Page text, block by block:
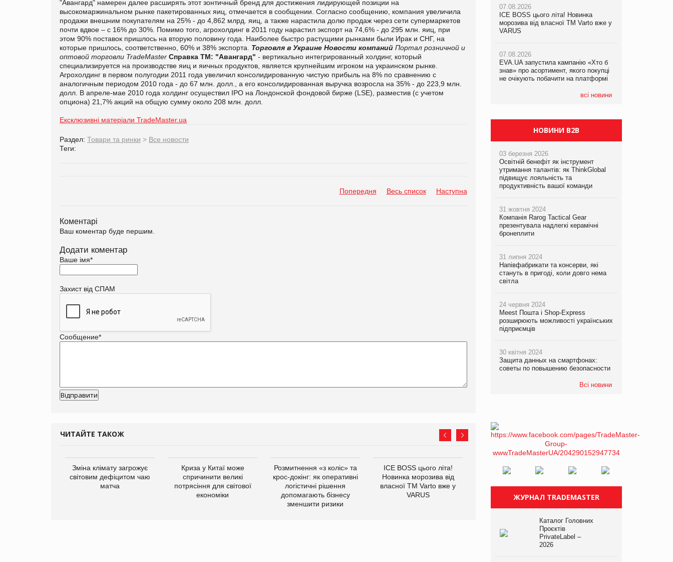
"Авангард" намерен далее расширять этот зонтичный бренд для достижения лидирующей позиции на
высокомаржинальном рынке пакетированных яиц, отмечается в сообщении. Согласно сообщению, компания увеличила
продажи внешним покупателям на 25% - до 4,862 млрд. яиц, а также нарастила долю продаж через сети супермаркетов
почти вдвое – с 16% до 30%. Помимо того, агрохолдинг в 2011 году нарастил экспорт на 74,6% - до 295 млн. яиц, при
этом 90% поставок пришлось на вторую половину года. Наиболее быстро растущими рынками были Ирак и СНГ, на
которые пришлось, соответственно, 60% и 38% экспорта.
Торговля в Украине Новости компаний Портал розничной и
оптовой торговли TradeMaster Справка ТМ: "Авангард" - вертикально интегрированный холдинг, который
специализируется на производстве яиц и яичных продуктов, является крупнейшим игроком на украинском рынке.
Агрохолдинг в первом полугодии 2011 года увеличил консолидированную чистую прибыль на 8% по сравнению с
аналогичным периодом 2010 года - до 67 млн. долл., а его консолидированная выручка возросла на 35% - до 223,9 млн.
долл. В апреле-мае 2010 года холдинг осуществил IPO на Лондонской фондовой бирже (LSE), разместив (с учетом
опциона) 21,7% акций на общую сумму около 208 млн. долл.
Ексклюзивні матеріали TradeMaster.ua
Раздел: Товари та ринки > Все новости
Теги:
Попередня Весь список Наступна
Коментарі
Ваш коментар буде першим.
Додати коментар
Ваше імя*
Захист від СПАМ
Сообщение*
ЧИТАЙТЕ ТАКОЖ
Зміна клімату загрожує
світовим дефіцитом чаю
матча
Криза у Китаї може
спричинити великі
потрясіння для світової
економіки
Розмитнення «з коліс» та
крос-докінг: як оперативні
логістичні рішення
допомагають бізнесу
зменшити ризики
ICE BOSS цього літа!
Новинка морозива від
власної ТМ Varto вже у
VARUS
EVA.UA запустила
кампанію «Хто б знав» про
асортимент, якого покупці
не очікують побачити на
Kraft Heinz скоротила
збиток у першому півріччі
07.08.2026
ICE BOSS цього літа! Новинка
морозива від власної ТМ Varto вже у
VARUS
07.08.2026
EVA.UA запустила кампанію «Хто б
знав» про асортимент, якого покупці
не очікують побачити на платформі
всі новини
07.08.2026
ICE BOSS цього літа! Новинка
морозива від власної ТМ Varto вже у
VARUS
07.08.2026
EVA.UA запустила кампанію «Хто б
знав» про асортимент, якого покупці
не очікують побачити на платформі
07.08.2026
Франція заборонила рекламні дзвінки
НОВИНИ B2B
03 березня 2026
Освітній бенефіт як інструмент
утримання талантів: як ThinkGlobal
підвищує лояльність та
продуктивність вашої команди
31 жовтня 2024
Компанія Rarog Tactical Gear
презентувала надлегкі керамічні
бронеплити
31 липня 2024
Напівфабрикати та консерви, які
стануть в пригоді, коли довго нема
світла
24 червня 2024
Meest Пошта і Shop-Express
розширюють можливості українських
підприємців
30 квітня 2024
Защита данных на смартфонах:
советы по повышению безопасности
Всі новини
ЖУРНАЛ TRADEMASTER
Каталог Головних
Проєктів
PrivateLabel –
2026